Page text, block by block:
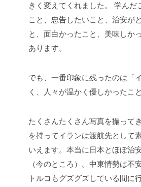
きく変えてくれました。
学んだ
こと、忠告したいこと、治安が
と、面白かったこと、美味しか
あります。
でも、一番印象に残ったのは「
く、人々が温かく優しかったこ
たくさんたくさん写真を撮って
を持ってイランは渡航先として
いえます。本当に日本とほぼ治
（今のところ）。中東情勢は不
トルコもグズグズしている間に